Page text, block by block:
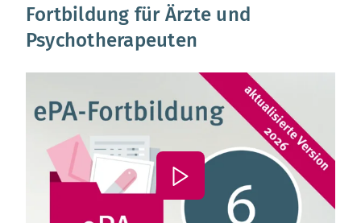
Fortbildung für Ärzte und
Psychotherapeuten